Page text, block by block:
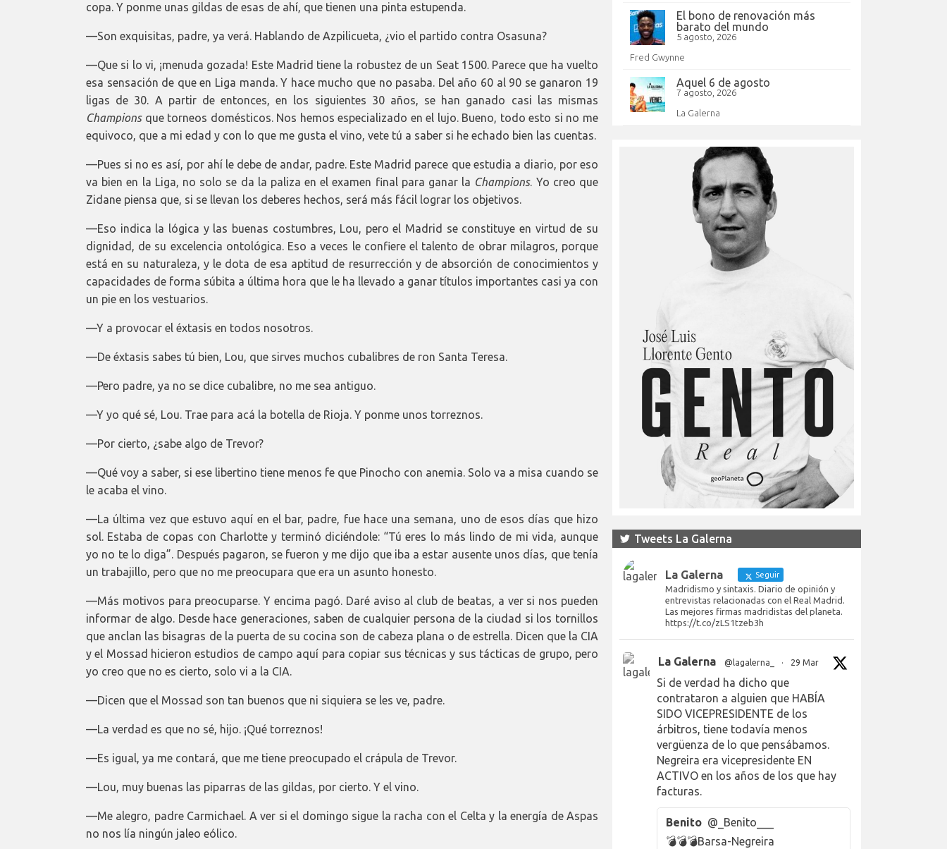
copa. Y ponme unas gildas de esas de ahí, que tienen una pinta estupenda.
—Son exquisitas, padre, ya verá. Hablando de Azpilicueta, ¿vio el partido contra Osasuna?
—Que si lo vi, ¡menuda gozada! Este Madrid tiene la robustez de un Seat 1500. Parece que ha vuelto
esa sensación de que en Liga manda. Y hace mucho que no pasaba. Del año 60 al 90 se ganaron 19
ligas de 30. A partir de entonces, en los siguientes 30 años, se han ganado casi las mismas
Championsque torneos domésticos. Nos hemos especializado en el lujo. Bueno, todo esto si no me
equivoco, que a mi edad y con lo que me gusta el vino, vete tú a saber si he echado bien las cuentas.
—Pues si no es así, por ahí le debe de andar, padre. Este Madrid parece que estudia a diario, por eso
va bien en la Liga, no solo se da la paliza en el examen final para ganar la Champions. Yo creo que
Zidane piensa que, si se llevan los deberes hechos, será más fácil lograr los objetivos.
—Eso indica la lógica y las buenas costumbres, Lou, pero el Madrid se constituye en virtud de su
dignidad, de su excelencia ontológica. Eso a veces le confiere el talento de obrar milagros, porque
está en su naturaleza, y le dota de esa aptitud de resurrección y de absorción de conocimientos y
capacidades de forma súbita a última hora que le ha llevado a ganar títulos importantes casi ya con
un pie en los vestuarios.
—Y a provocar el éxtasis en todos nosotros.
—De éxtasis sabes tú bien, Lou, que sirves muchos cubalibres de ron Santa Teresa.
—Pero padre, ya no se dice cubalibre, no me sea antiguo.
—Y yo qué sé, Lou. Trae para acá la botella de Rioja. Y ponme unos torreznos.
—Por cierto, ¿sabe algo de Trevor?
—Qué voy a saber, si ese libertino tiene menos fe que Pinocho con anemia. Solo va a misa cuando se
le acaba el vino.
—La última vez que estuvo aquí en el bar, padre, fue hace una semana, uno de esos días que hizo
sol. Estaba de copas con Charlotte y terminó diciéndole: “Tú eres lo más lindo de mi vida, aunque
yo no te lo diga”. Después pagaron, se fueron y me dijo que iba a estar ausente unos días, que tenía
un trabajillo, pero que no me preocupara que era un asunto honesto.
—Más motivos para preocuparse. Y encima pagó. Daré aviso al club de beatas, a ver si nos pueden
informar de algo. Desde hace generaciones, saben de cualquier persona de la ciudad si los tornillos
que anclan las bisagras de la puerta de su cocina son de cabeza plana o de estrella. Dicen que la CIA
y el Mossad hicieron estudios de campo aquí para copiar sus técnicas y sus tácticas de grupo, pero
yo creo que no es cierto, solo vi a la CIA.
—Dicen que el Mossad son tan buenos que ni siquiera se les ve, padre.
—La verdad es que no sé, hijo. ¡Qué torreznos!
—Es igual, ya me contará, que me tiene preocupado el crápula de Trevor.
—Lou, muy buenas las piparras de las gildas, por cierto. Y el vino.
—Me alegro, padre Carmichael. A ver si el domingo sigue la racha con el Celta y la energía de Aspas
no nos lía ningún jaleo eólico.
El bono de renovación más
barato del mundo
5 agosto, 2026
Fred Gwynne
Aquel 6 de agosto
7 agosto, 2026
La Galerna
Tweets La Galerna
La Galerna Seguir
Madridismo y sintaxis. Diario de opinión y
entrevistas relacionadas con el Real Madrid.
Las mejores firmas madridistas del planeta.
https://t.co/zLS1tzeb3h
La Galerna @lagalerna_ · 29 Mar
Si de verdad ha dicho que
contrataron a alguien que HABÍA
SIDO VICEPRESIDENTE de los
árbitros, tiene todavía menos
vergüenza de lo que pensábamos.
Negreira era vicepresidente EN
ACTIVO en los años de los que hay
facturas.
Benito @_Benito___
💣💣💣Barsa-Negreira